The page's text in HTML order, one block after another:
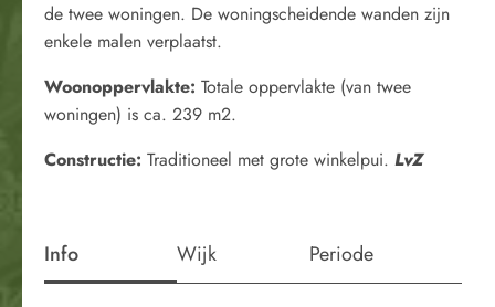
de twee woningen. De woningscheidende wanden zijn
enkele malen verplaatst.
Woonoppervlakte: Totale oppervlakte (van twee
woningen) is ca. 239 m2.
Constructie: Traditioneel met grote winkelpui. LvZ
Info Wijk Periode